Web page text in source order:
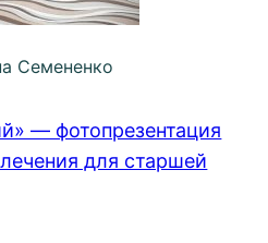
Семененко
— фотопрезентация
для старшей